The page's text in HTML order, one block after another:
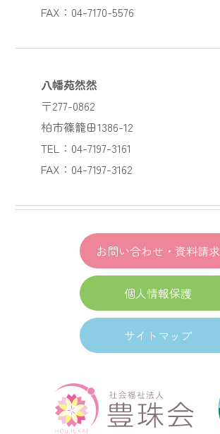
FAX：04-7170-5576
八幡苑然然
〒277-0862
柏市篠籠田1386-12
TEL：04-7197-3161
FAX：04-7197-3162
お問い合わせ・資料請求
個人情報保護
サイトマップ